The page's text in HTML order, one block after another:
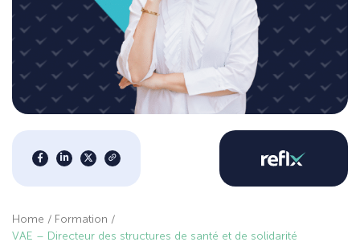
Home / Formation /
VAE – Directeur des structures de santé et de solidarité